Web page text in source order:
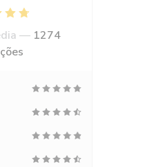
— 1274